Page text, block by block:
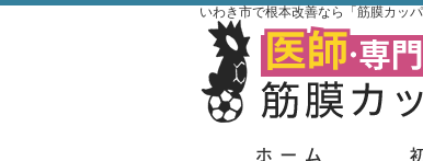
いわき市で根本改善なら「筋膜カッパ